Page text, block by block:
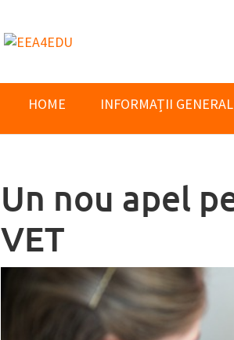
HOME INFORMAȚII
Un nou apel
VET